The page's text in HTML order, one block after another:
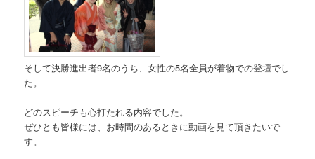
そして決勝進出者9名のうち、女性の5名全員が着物での登壇でし
た。
どのスピーチも心打たれる内容でした。
ぜひとも皆様には、お時間のあるときに動画を見て頂きたいで
す。